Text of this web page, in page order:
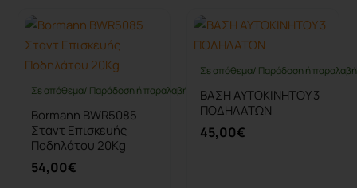
Σε απόθεμα/ Παράδοση ή παραλαβή έως 10 ημέρες
Bormann BWR5085
Σταντ Επισκευής
Ποδηλάτου 20Kg
54,00€
Σε απόθεμα/ Παράδοση ή
ΒΑΣΗ ΑΥΤΟΚΙΝΗΤΟΥ 3
ΠΟΔΗΛΑΤΩΝ
45,00€